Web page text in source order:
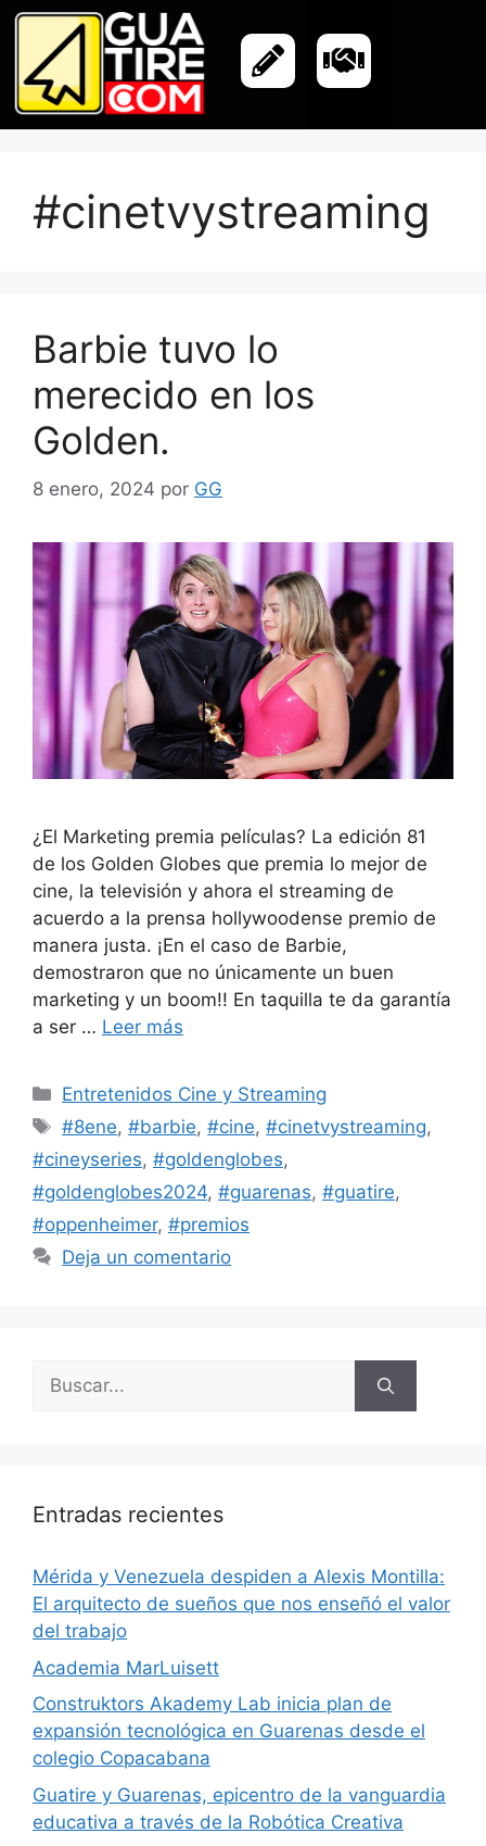
#cinetvystreaming
Barbie tuvo lo
merecido en los
Golden.
8 enero, 2024 por GG
¿El Marketing premia películas? La edición 81
de los Golden Globes que premia lo mejor de
cine, la televisión y ahora el streaming de
acuerdo a la prensa hollywoodense premio de
manera justa. ¡En el caso de Barbie,
demostraron que no únicamente un buen
marketing y un boom!! En taquilla te da garantía
a ser … Leer más
Entretenidos Cine y Streaming
#8ene,#barbie,#cine,#cinetvystreaming,
#cineyseries, #goldenglobes,
#goldenglobes2024, #guarenas, #guatire,
#oppenheimer, #premios
Deja un comentario
Entradas recientes
​Mérida y Venezuela despiden a Alexis Montilla:
El arquitecto de sueños que nos enseñó el valor
del trabajo
Academia MarLuisett
Construktors Akademy Lab inicia plan de
expansión tecnológica en Guarenas desde el
colegio Copacabana
Guatire y Guarenas, epicentro de la vanguardia
educativa a través de la Robótica Creativa